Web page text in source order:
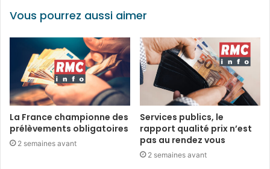
Vous pourrez aussi aimer
La France championne des
prélèvements obligatoires
2 semaines avant
Services publics, le
rapport qualité prix n’est
pas au rendez vous
2 semaines avant